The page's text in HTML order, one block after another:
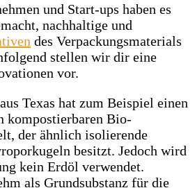
und Start-ups haben es
nachhaltige und
des Verpackungsmaterials
stellen wir dir eine
vor.
Texas hat zum Beispiel einen
kompostierbaren Bio-
der ähnlich isolierende
besitzt. Jedoch wird
kein Erdöl verwendet.
als Grundsubstanz für die